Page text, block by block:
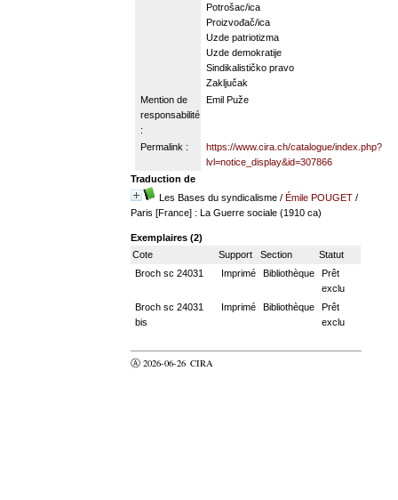
Potrošac/ica
Proizvođač/ica
Uzde patriotizma
Uzde demokratije
Sindikalističko pravo
Zaključak
Mention de
responsabilité
:
Emil Puže
Permalink :
https://www.cira.ch/catalogue/index.php?
lvl=notice_display&id=307866
Traduction de
Les Bases du syndicalisme/ Émile POUGET/
Paris [France] : La Guerre sociale (1910 ca)
Exemplaires (2)
Cote
Support Section
Statut
Broch sc 24031
Imprimé Bibliothèque
Prêt
exclu
Broch sc 24031
bis
Imprimé Bibliothèque
Prêt
exclu
Ⓐ 2026-06-26 CIRA